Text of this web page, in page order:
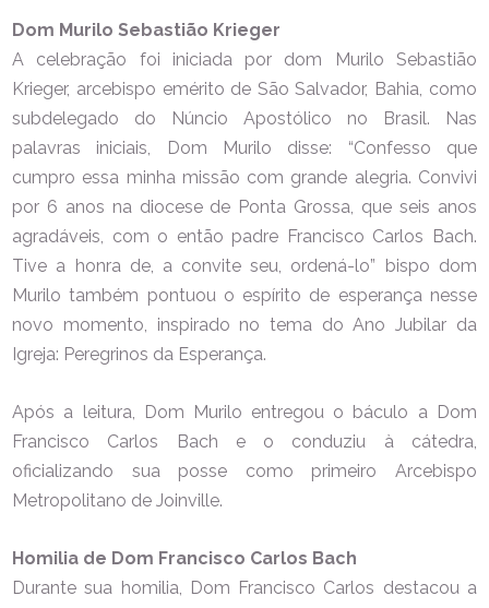
Dom Murilo Sebastião Krieger
A celebração foi iniciada por dom Murilo Sebastião
Krieger, arcebispo emérito de São Salvador, Bahia, como
subdelegado do Núncio Apostólico no Brasil. Nas
palavras iniciais, Dom Murilo disse: “Confesso que
cumpro essa minha missão com grande alegria. Convivi
por 6 anos na diocese de Ponta Grossa, que seis anos
agradáveis, com o então padre Francisco Carlos Bach.
Tive a honra de, a convite seu, ordená-lo” bispo dom
Murilo também pontuou o espírito de esperança nesse
novo momento, inspirado no tema do Ano Jubilar da
Igreja: Peregrinos da Esperança.
Após a leitura, Dom Murilo entregou o báculo a Dom
Francisco Carlos Bach e o conduziu à cátedra,
oficializando sua posse como primeiro Arcebispo
Metropolitano de Joinville.
Homilia de Dom Francisco Carlos Bach
Durante sua homilia, Dom Francisco Carlos destacou a